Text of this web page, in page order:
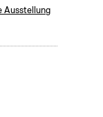
Ausstellung